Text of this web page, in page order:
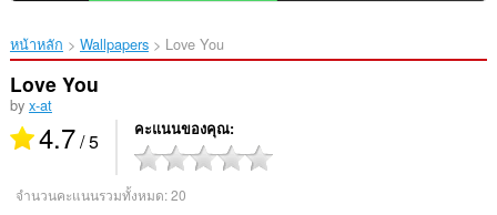
หน้าหลัก Wallpapers Love You‎
Love You
by x-at
4.7/ 5 คะแนนของคุณ
จำนวนคะแนนรวมทั้งหมด:20